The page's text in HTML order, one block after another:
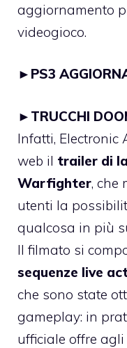
aggiornamento
videogioco.
► PS3
► TRUCCHI
Infatti, Electronic
web il trailer di
Warfighter, che
utenti la
qualcosa in più
Il filmato si
sequenze live
che sono state
gameplay: in
ufficiale offre agli